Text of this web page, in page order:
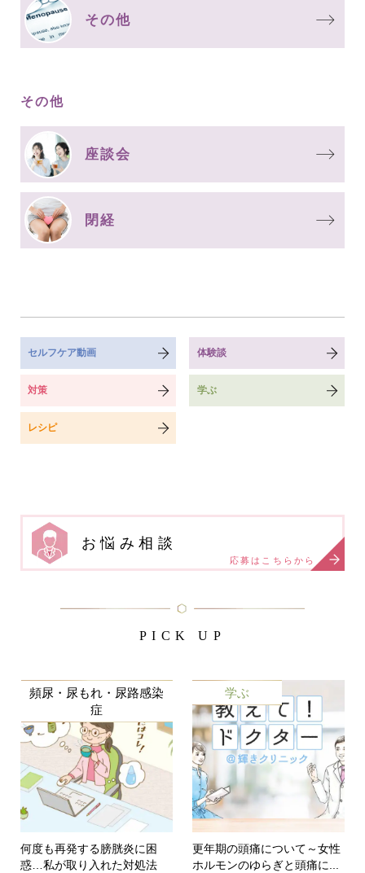
その他
その他
座談会
閉経
セルフケア動画 体験談
対策 学ぶ
レシピ
お悩み相談
応募はこちらから
PICK UP
頻尿・尿もれ・尿路感染
症
何度も再発する膀胱炎に困
惑…私が取り入れた対処法
学ぶ
更年期の頭痛について～女性
ホルモンのゆらぎと頭痛に...